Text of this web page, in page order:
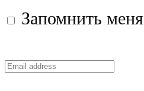
Запомнить меня